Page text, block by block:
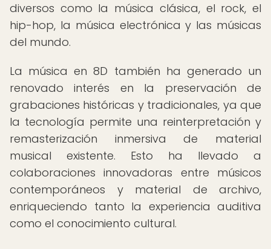
diversos como la música clásica, el rock, el
hip-hop, la música electrónica y las músicas
del mundo.
La música en 8D también ha generado un
renovado interés en la preservación de
grabaciones históricas y tradicionales, ya que
la tecnología permite una reinterpretación y
remasterización inmersiva de material
musical existente. Esto ha llevado a
colaboraciones innovadoras entre músicos
contemporáneos y material de archivo,
enriqueciendo tanto la experiencia auditiva
como el conocimiento cultural.